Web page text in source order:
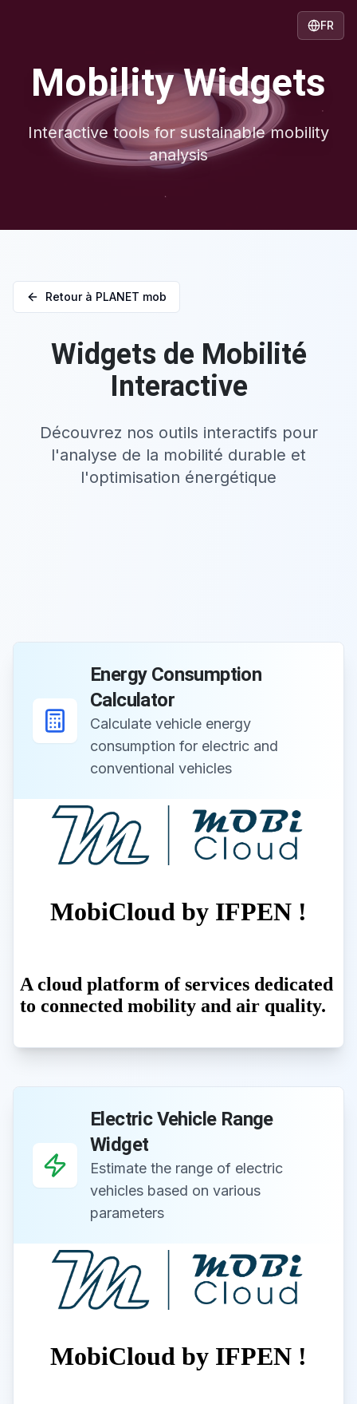
FR
Mobility Widgets
Interactive tools for sustainable mobility
analysis
Retour à PLANET mob
Widgets de Mobilité
Interactive
Découvrez nos outils interactifs pour
l'analyse de la mobilité durable et
l'optimisation énergétique
Energy Consumption
Calculator
Calculate vehicle energy
consumption for electric and
conventional vehicles
Electric Vehicle Range
Widget
Estimate the range of electric
vehicles based on various
parameters